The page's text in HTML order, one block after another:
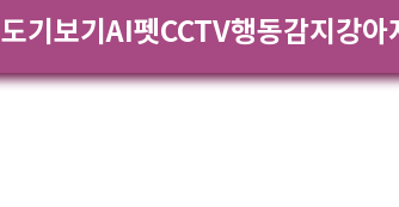
도기보기AI펫CCTV행동감지강